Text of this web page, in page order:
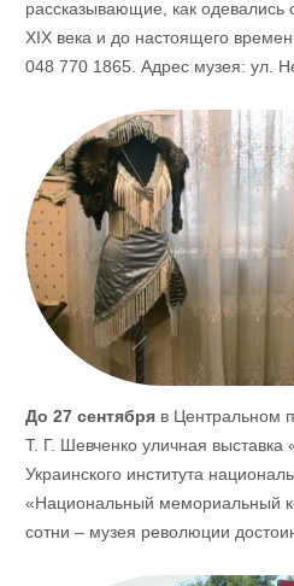
рассказывающие, как одевались
XIX века и до настоящего
048 770 1865. Адрес музея: ул.
До 27 сентября в Центральном
Т. Г. Шевченко уличная
Украинского института
«Национальный мемориальный
сотни – музея революции